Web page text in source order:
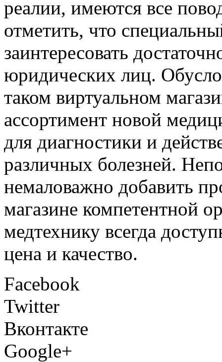
реалии, имеются все
отметить, что
заинтересовать
юридических лиц.
таком виртуальном
ассортимент новой
для диагностики и
различных болезней.
немаловажно добавить
магазине компетентной
медтехнику всегда
цена и качество.
Facebook
Twitter
Вконтакте
Google+